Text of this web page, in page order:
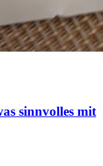
sinnvolles mit